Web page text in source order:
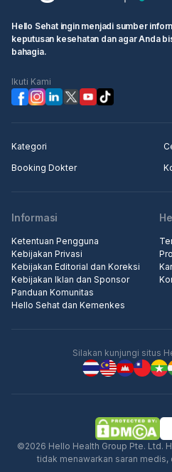
Hello Sehat ingin menjadi sumber
keputusan kesehatan dan agar Anda
bahagia.
Ikuti Kami
Kategori
Booking Dokter
Informasi
Ketentuan Pengguna
Kebijakan Privasi
Kebijakan Editorial dan Koreksi
Kebijakan Iklan dan Sponsor
Panduan Komunitas
Hello Sehat dan Kemenkes
Silakan kunjungi situs
©2026 Hello Health Group Pte. Ltd.
tidak menawarkan saran